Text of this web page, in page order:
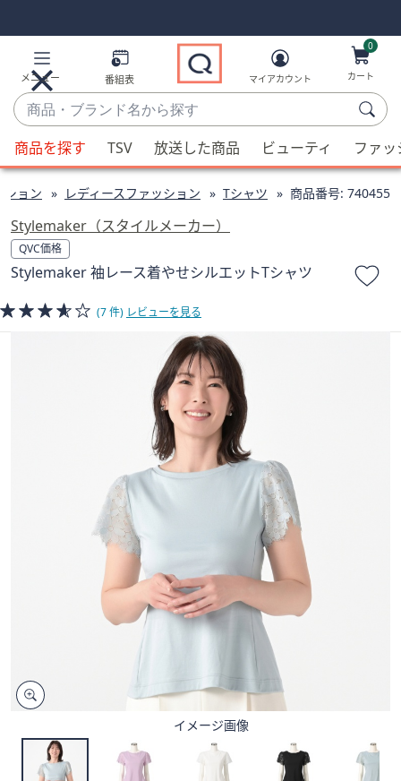
Links
Links2
メニュー 番組表
商
品・
ブ
ラ
ン
名
か
ら
す
候
補
利
用
可
能
な
場
ス
左
マイアカウント
0
カート
商品を探す TSV 放送した商品 ビューティ ファ
ション レディースファッション Tシャツ 商品番号: 740455
Stylemaker（スタイルメーカー）
QVC価格
Stylemaker 袖レース着やせシルエットTシャツ
(7 件) レビューを見る
イメージ画像